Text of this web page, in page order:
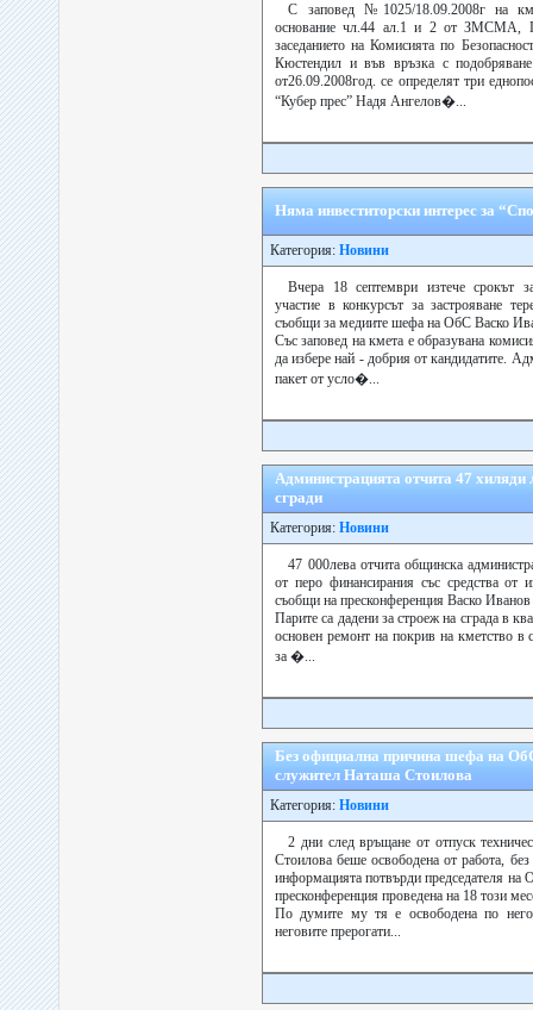
С заповед №1025/18.09.2008г на
основание чл.44 ал.1 и 2 от ЗМСМА,
заседанието на Комисията по
Кюстендил и във връзка с
от26.09.2008год. се определят три
“Кубер прес” Надя Ангелов�...
Няма инвеститорски интерес за
Категория: Новини
Вчера 18 септември изтече срокът
участие в конкурсът за застрояване
съобщи за медиите шефа на ОбС Васко
Със заповед на кмета е образувана
да избере най - добрия от кандидатите.
пакет от усло�...
Администрацията отчита 47 хиляди
сгради
Категория: Новини
47 000лева отчита общинска
от перо финансирания със средства от
съобщи на пресконференция Васко
Парите са дадени за строеж на сграда в
основен ремонт на покрив на кметство
за �...
Без официална причина шефа на
служител Наташа Стоилова
Категория: Новини
2 дни след връщане от отпуск
Стоилова беше освободена от работа,
информацията потвърди председателя
пресконференция проведена на 18 този
По думите му тя е освободена по
неговите прерогати...